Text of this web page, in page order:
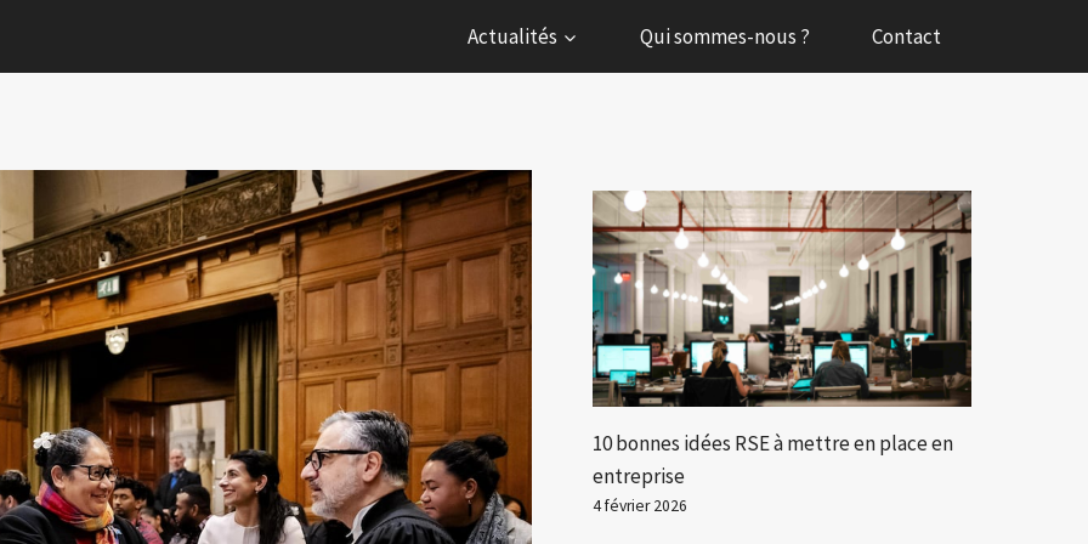
Actualités Qui sommes-nous ? Contact
10 bonnes idées RSE à mettre en place en
entreprise
4 février 2026